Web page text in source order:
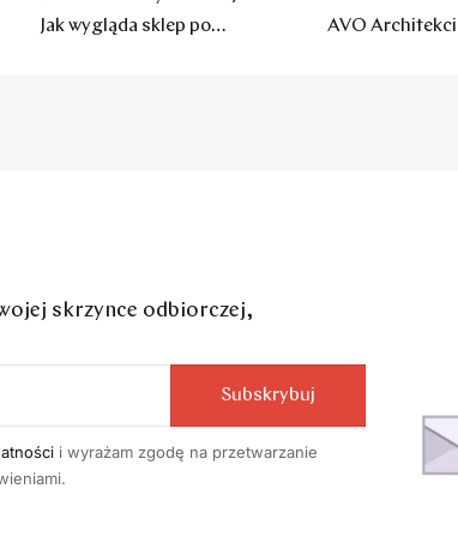
Jak wygląda sklep po
AVO
skrzynce odbiorczej,
i wyrażam zgodę na przetwarzanie
Subskrybuj